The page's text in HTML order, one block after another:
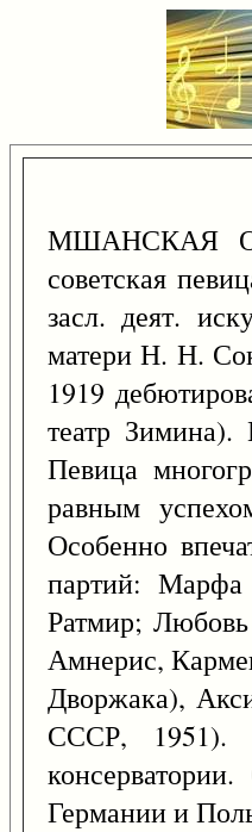
МШАНСКАЯ
советская
засл. деят.
матери Н. Н.
1919
театр Зимина).
Певица
равным
Особенно
партий: Марфа
Ратмир;
Амнерис,
Дворжака),
СССР, 1951).
Германии и